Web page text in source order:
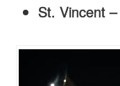
St. Vincent –